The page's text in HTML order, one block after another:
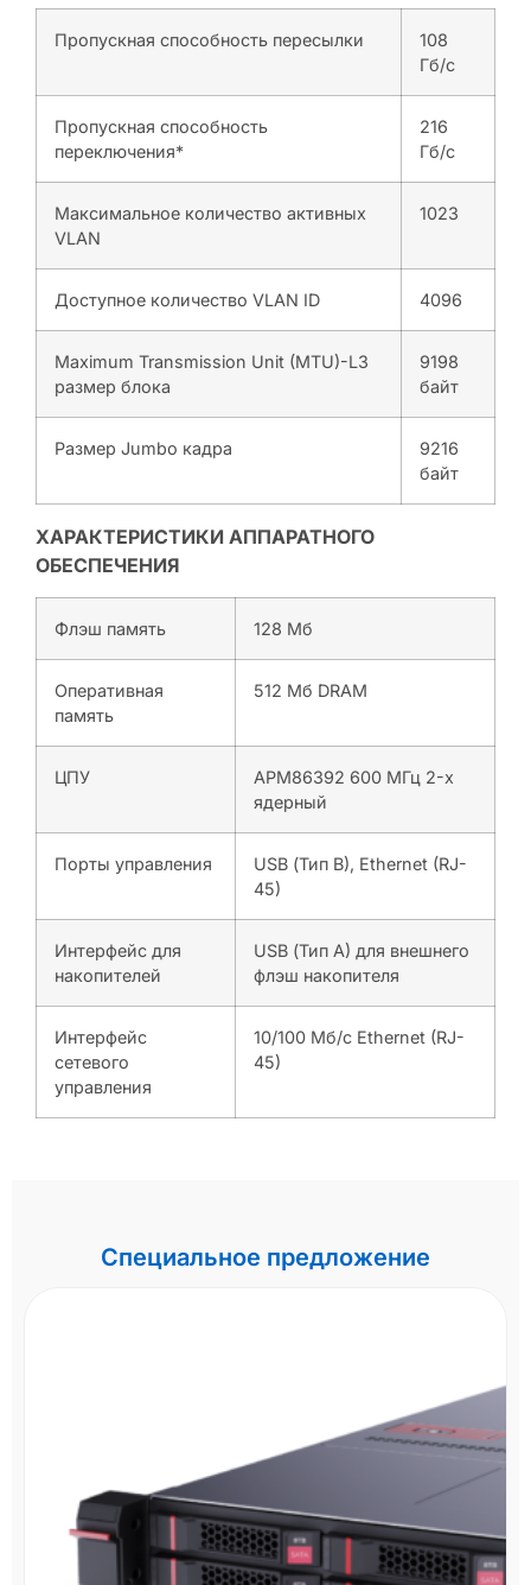
Пропускная способность пересылки
108
Гб/с
Пропускная способность
переключения*
216
Гб/с
Максимальное количество активных
VLAN
1023
Доступное количество VLAN ID 4096
Maximum Transmission Unit (MTU)-L3
размер блока
9198
байт
Размер Jumbo кадра
9216
байт
ХАРАКТЕРИСТИКИ АППАРАТНОГО
ОБЕСПЕЧЕНИЯ
Флэш память 128 Мб
Оперативная
память
512 Мб DRAM
ЦПУ
APM86392 600 МГц 2-х
ядерный
Порты управления
USB (Тип B), Ethernet (RJ-
45)
Интерфейс для
накопителей
USB (Тип A) для внешнего
флэш накопителя
Интерфейс
сетевого
управления
10/100 Мб/с Ethernet (RJ-
45)
Специальное предложение